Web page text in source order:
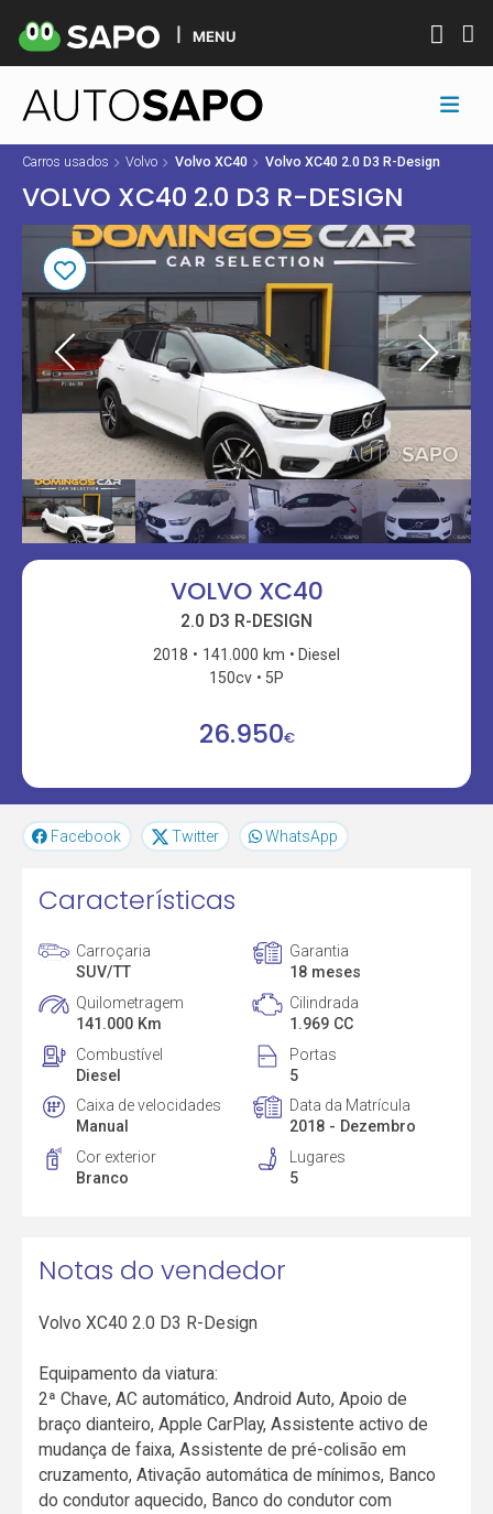
MENU
Carros usados Volvo Volvo XC40 Volvo XC40 2.0 D3 R-Design
VOLVO XC40 2.0 D3 R-DESIGN
VOLVO XC40
2.0 D3 R-DESIGN
2018 141.000 km
Diesel
150cv
5P
26.950€
Facebook Twitter WhatsApp
Características
Carroçaria
SUV/TT
Garantia
18 meses
Quilometragem
141.000 Km
Cilindrada
1.969 CC
Combustível
Diesel
Portas
5
Caixa de velocidades
Manual
Data da Matrícula
2018 - Dezembro
Cor exterior
Branco
Lugares
5
Notas do vendedor
Volvo XC40 2.0 D3 R-Design
Equipamento da viatura:
2ª Chave, AC automático, Android Auto, Apoio de
braço dianteiro, Apple CarPlay, Assistente activo de
mudança de faixa, Assistente de pré-colisão em
cruzamento, Ativação automática de mínimos, Banco
do condutor aquecido, Banco do condutor com